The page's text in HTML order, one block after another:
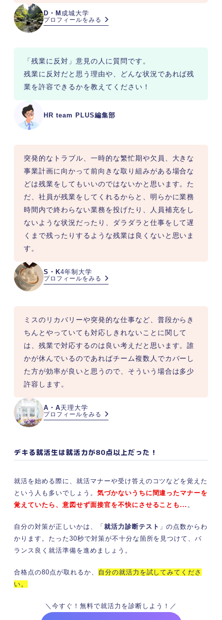
D・M 成城大学
プロフィールをみる
HR team PLUS編集部
「残業に反対」意見の人に質問です。
残業に反対だと思う理由や、どんな状況であれば残
業を許容できるかを教えてください！
S・K4年制大学
プロフィールをみる
突発的なトラブル、一時的な繁忙期や欠員、大きな
事業計画に向かって前向きな取り組みがある場合な
どは残業をしてもいいのではないかと思います。た
だ、社員が残業をしてくれるからと、明らかに業務
時間内で終わらない業務を投げたり、人員補充をし
ないような状況だったり、ダラダラと仕事をして遅
くまで残ったりするような残業は良くないと思いま
す。
A・A天理大学
プロフィールをみる
ミスのリカバリーや突発的な仕事など、普段からき
ちんとやっていても対応しきれないことに関して
は、残業で対応するのは良い考えだと思います。誰
かが休んでいるのであればチーム複数人でカバーし
た方が効率が良いと思うので、そういう場合は多少
許容します。
デキる就活生は就活力が80点以上だった！
就活を始める際に、就活マナーや受け答えのコツなどを覚えた
という人も多いでしょう。 気づかないうちに間違ったマナーを
覚えていたら、意図せず面接官を不快にさせることも... 。
自分の対策が正しいかは、「 就活力診断テスト 」の点数からわ
かります。たった30秒で対策が不十分な箇所を見つけて、バ
ランス良く就活準備を進めましょう。
合格点の80点が取れるか、 自分の就活力を試してみてくださ
い。
＼今すぐ！無料で就活力を診断しよう！／